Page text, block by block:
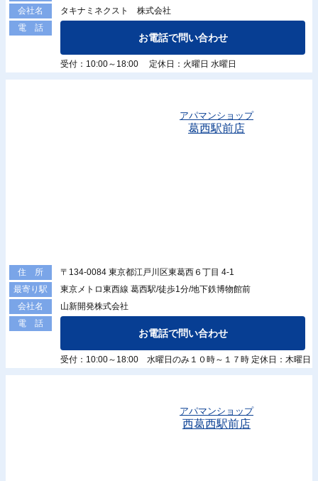
会社名
タキナミネクスト 株式会社
電 話
お電話で問い合わせ
受付：10:00～18:00 定休日：火曜日 水曜日
アパマンショップ
葛西駅前店
住 所
〒134-0084 東京都江戸川区東葛西６丁目 4-1
最寄り駅
東京メトロ東西線 葛西駅/徒歩1分/地下鉄博物館前
会社名
山新開発株式会社
電 話
お電話で問い合わせ
受付：10:00～18:00 水曜日のみ１０時～１７時 定休日：木曜日
アパマンショップ
西葛西駅前店